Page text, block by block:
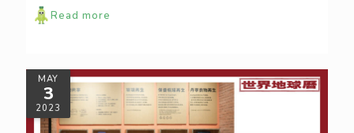
來，卻不在意回饋金的多寡；無論是捐出零頭或全
額，都很感謝他們讓做回收變得更有價值。
Read more
MAY
3
2023